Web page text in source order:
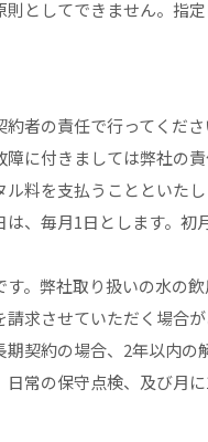
としてできません。指
者の責任で行ってくだ
に付きましては弊社の責
料を支払うことといたし
、毎月1日とします。
。弊社取り扱いの水の
求させていただく場合
契約の場合、2年以内の
常の保守点検、及び月